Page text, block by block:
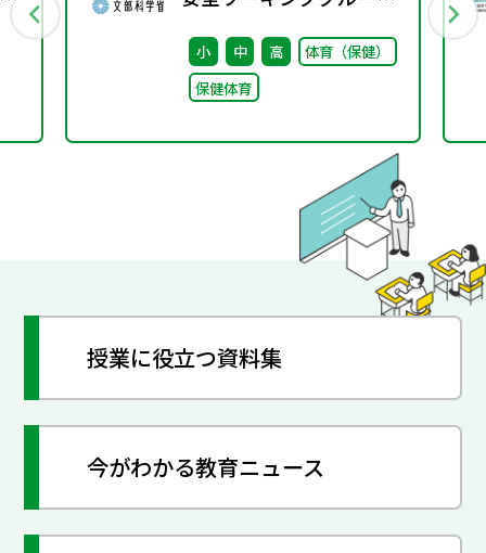
取りまとめ（案）※会議
後修正
小 中 高
体育（保健）
保健体育
授業に役立つ資料集
今がわかる教育ニュース